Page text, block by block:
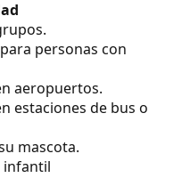
personas con
aeropuertos.
estaciones de bus o
mascota.
infantil